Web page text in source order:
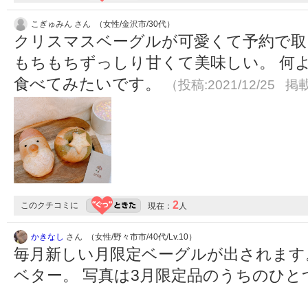
こぎゅみん さん （女性/金沢市/30代）
クリスマスベーグルが可愛くて予約で
もちもちずっしり甘くて美味しい。 何
食べてみたいです。
（投稿:2021/12/25 掲
このクチコミに 現在： 2人
かきなし さん （女性/野々市市/40代/Lv.10）
毎月新しい月限定ベーグルが出されま
ベター。 写真は3月限定品のうちのひ